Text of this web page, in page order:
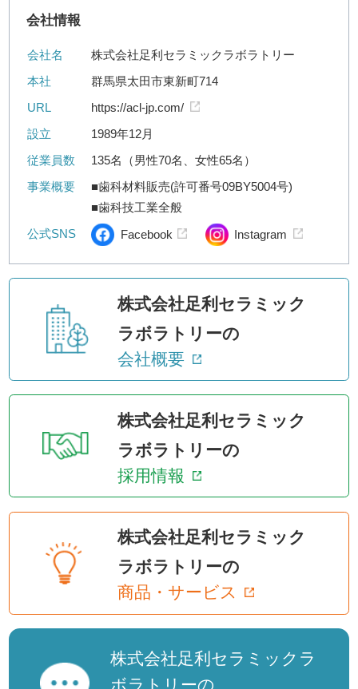
会社情報
会社名
株式会社足利セラミックラボラトリー
本社
群馬県太田市東新町714
URL
https://acl-jp.com/
設立
1989年12月
従業員数
135名（男性70名、女性65名）
事業概要
■歯科材料販売(許可番号09BY5004号)
■歯科技工業全般
公式SNS
Facebook Instagram
株式会社足利セラミック
ラボラトリーの
会社概要
株式会社足利セラミック
ラボラトリーの
採用情報
株式会社足利セラミック
ラボラトリーの
商品・サービス
株式会社足利セラミックラ
ボラトリーの